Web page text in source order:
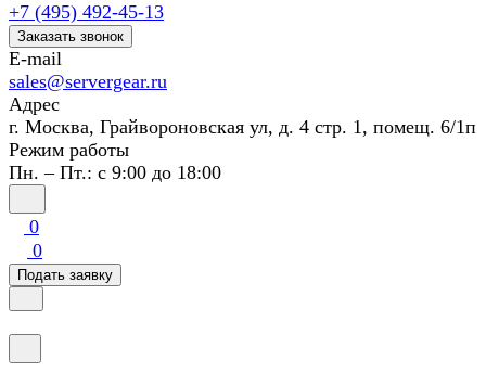
+7 (495) 492-45-13
Заказать звонок
E-mail
sales@servergear.ru
Адрес
г. Москва, Грайвороновская ул, д. 4 стр. 1, помещ. 6/1п
Режим работы
Пн. – Пт.: с 9:00 до 18:00
0
0
Подать заявку